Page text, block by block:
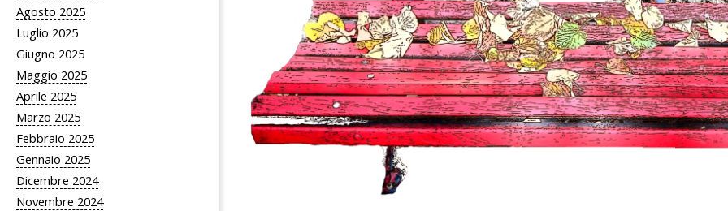
Agosto 2025
Luglio 2025
Giugno 2025
Maggio 2025
Aprile 2025
Marzo 2025
Febbraio 2025
Gennaio 2025
Dicembre 2024
Novembre 2024